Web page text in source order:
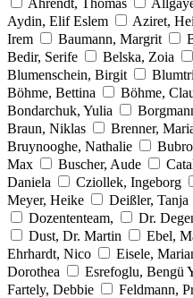
Ahrendt, Thomas
Aydin, Elif Eslem
Aziret,
Irem
Baumann, Margrit
Bedir, Serife
Belska, Zoia
Blumenschein, Birgit
Böhme, Bettina
Böhme,
Bondarchuk, Yulia
Braun, Niklas
Brenner,
Bruynooghe, Nathalie
Max
Buscher, Aude
Daniela
Cziollek, Ingeborg
Meyer, Heike
Deißler, Tanja
Dozententeam,
Dr.
Dust, Dr. Martin
Ebel,
Ehrhardt, Nico
Eisele,
Dorothea
Esrefoglu, Bengü
Fartely, Debbie
Feldmann,